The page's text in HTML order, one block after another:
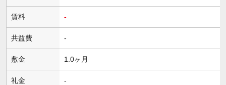
賃料 -
共益費 -
敷金 1.0ヶ月
礼金 -